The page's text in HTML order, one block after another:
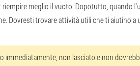
meglio il vuoto. Dopotutto, quando
Dovresti trovare attività utili che ti aiutino a
non lasciato e non